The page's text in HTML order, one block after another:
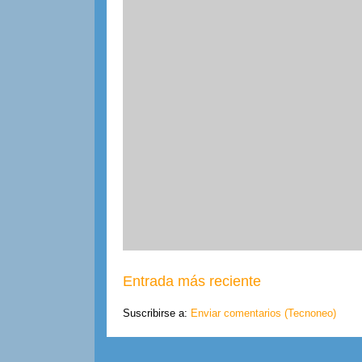
Entrada más reciente
Suscribirse a: Enviar comentarios (Tecnoneo)